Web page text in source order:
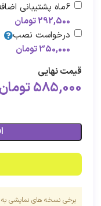
6ماه پشتیبانی اضافه
292,500تومان
درخواست نصب
350,000تومان
قیمت نهایی
585,000تومان
برخی نسخه های نمایشی به